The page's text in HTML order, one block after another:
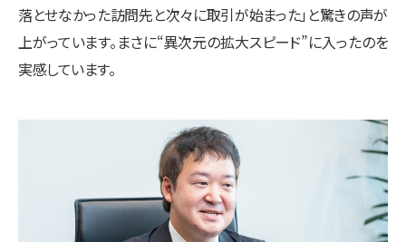
落とせなかった訪問先と次々に取引が始まった」と驚きの声が
上がっています。まさに“異次元の拡大スピード”に入ったのを
実感しています。